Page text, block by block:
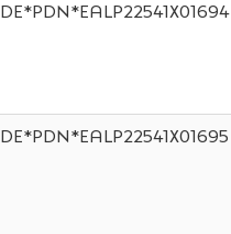
DE*PDN*EALP22541X01694
DE*PDN*EALP22541X01695